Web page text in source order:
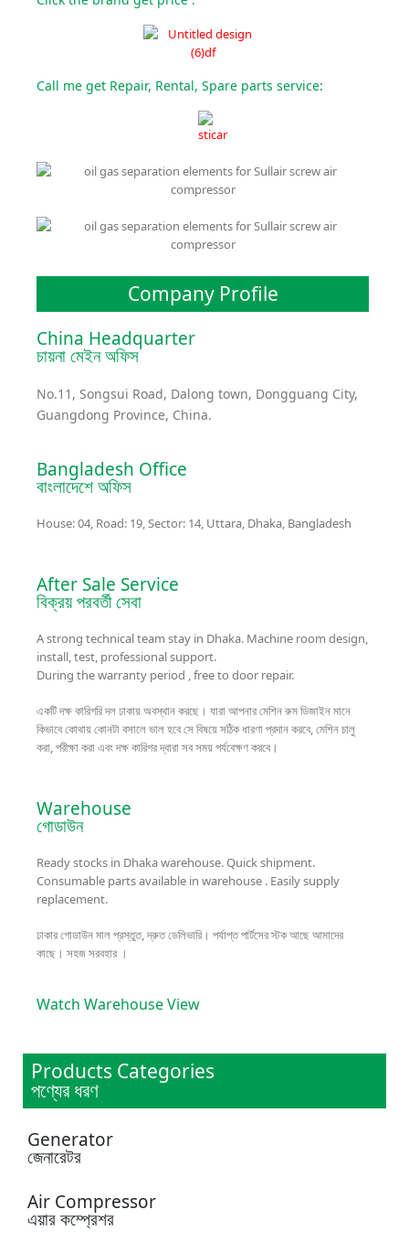
Call me get Repair, Rental, Spare parts service:
Company Profile
China Headquarter
চায়না মেইন অফিস
No.11, Songsui Road, Dalong town, Dongguang City,
Guangdong Province, China.
Bangladesh Office
বাংলাদেশে অফিস
House: 04, Road: 19, Sector: 14, Uttara, Dhaka, Bangladesh
After Sale Service
বিক্রয় পরবর্তী সেবা
A strong technical team stay in Dhaka. Machine room design,
install, test, professional support.
During the warranty period , free to door repair.
একটি দক্ষ কারিগরি দল ঢাকায় অবস্থান করছে। যারা আপনার মেশিন রুম ডিজাইন মানে
কিভাবে কোথায় কোনটা বসালে ভাল হবে সে বিষয়ে সঠিক ধারণা প্রদান করবে, মেশিন চালু
করা, পরীক্ষা করা এবং দক্ষ কারিগর দ্বারা সব সময় পর্যবেক্ষণ করবে।
Warehouse
গোডাউন
Ready stocks in Dhaka warehouse. Quick shipment.
Consumable parts available in warehouse . Easily supply
replacement.
ঢাকার গোডাউন মাল প্রস্তুত, দ্রুত ডেলিভারি। পর্যাপ্ত পার্টসের স্টক আছে আমাদের
কাছে। সহজ সরবহার ।
Watch Warehouse View
Products Categories
পণ্যের ধরণ
Generator
জেনারেটর
Air Compressor
এয়ার কম্প্রেশর